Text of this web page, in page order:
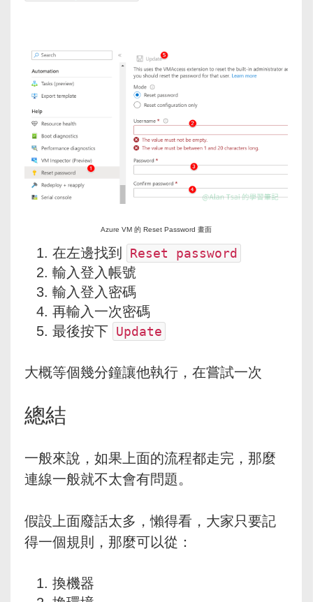
Azure VM 的 Reset Password 畫面
在左邊找到 Reset password
輸入登入帳號
輸入登入密碼
再輸入一次密碼
最後按下 Update
大概等個幾分鐘讓他執行，在嘗試一次
總結
一般來說，如果上面的流程都走完，那麼
連線一般就不太會有問題。
假設上面廢話太多，懶得看，大家只要記
得一個規則，那麼可以從：
換機器